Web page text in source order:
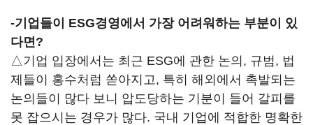
-기업들이 ESG경영에서 가장 어려워하는 부분이 있
다면?
△기업 입장에서는 최근 ESG에 관한 논의, 규범, 법
제들이 홍수처럼 쏟아지고, 특히 해외에서 촉발되는
논의들이 많다 보니 압도당하는 기분이 들어 갈피를
못 잡으시는 경우가 많다. 국내 기업에 적합한 명확한